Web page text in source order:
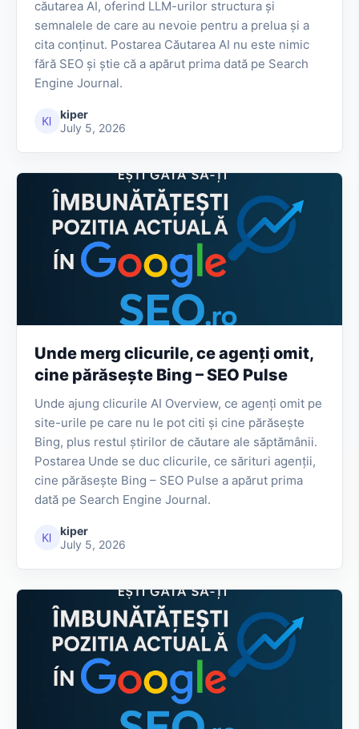
căutarea AI, oferind LLM-urilor structura și
semnalele de care au nevoie pentru a prelua și a
cita conținut. Postarea Căutarea AI nu este nimic
fără SEO și știe că a apărut prima dată pe Search
Engine Journal.
kiper
July 5, 2026
Unde merg clicurile, ce agenți omit,
cine părăsește Bing – SEO Pulse
Unde ajung clicurile AI Overview, ce agenți omit pe
site-urile pe care nu le pot citi și cine părăsește
Bing, plus restul știrilor de căutare ale săptămânii.
Postarea Unde se duc clicurile, ce sărituri agenții,
cine părăsește Bing – SEO Pulse a apărut prima
dată pe Search Engine Journal.
kiper
July 5, 2026